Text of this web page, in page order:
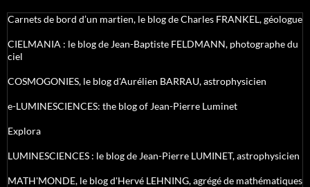
Carnets de bord d’un martien, le blog de Charles FRANKEL, géologue
CIELMANIA : le blog de Jean-Baptiste FELDMANN, photographe du
ciel
COSMOGONIES, le blog d'Aurélien BARRAU, astrophysicien
e-LUMINESCIENCES: the blog of Jean-Pierre Luminet
Explora
LUMINESCIENCES : le blog de Jean-Pierre LUMINET, astrophysicien
MATH'MONDE, le blog d'Hervé LEHNING, agrégé de mathématiques